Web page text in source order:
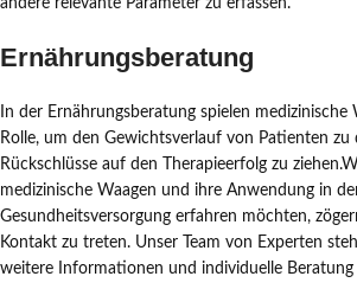
andere relevante Parameter zu erfassen.
Ernährungsberatung
In der Ernährungsberatung spielen medizinische
Rolle, um den Gewichtsverlauf von Patienten
Rückschlüsse auf den Therapieerfolg zu
medizinische Waagen und ihre Anwendung in
Gesundheitsversorgung erfahren möchten,
Kontakt zu treten. Unser Team von Experten
weitere Informationen und individuelle Beratung